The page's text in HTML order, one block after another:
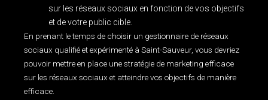
sur les réseaux sociaux en fonction de vos objectifs
et de votre public cible.
En prenant le temps de choisir un gestionnaire de réseaux
sociaux qualifié et expérimenté à Saint-Sauveur, vous devriez
pouvoir mettre en place une stratégie de marketing efficace
sur les réseaux sociaux et atteindre vos objectifs de manière
efficace.